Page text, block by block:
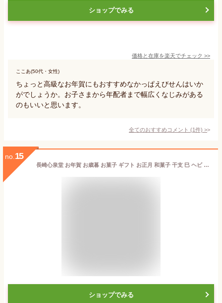
ショップでみる
価格と在庫を楽天でチェック >>
ここあ(50代・女性)
ちょっと高級なお年賀にもおすすめなかっぱえびせんはいか
がでしょうか。お子さまから年配者まで幅広くなじみがある
のもいいと思います。
全てのおすすめコメント (1件) >
no. 15
長崎心泉堂 お年賀 お歳暮 お菓子 ギフト お正月 和菓子 干支 巳 ヘビ パッケージ カステラ 5切れ WGHC
ショップでみる